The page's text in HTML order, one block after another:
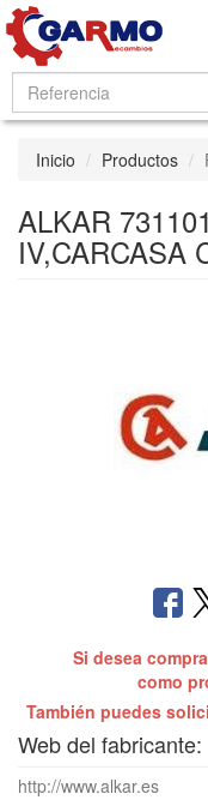
Inicio Productos
ALKAR
IV,CARCASA
Si desea
como
También puedes
Web del fabricante:
http://www.alkar.es